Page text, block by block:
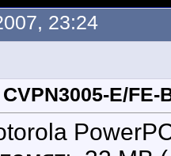
23:24
CVPN3005-E/